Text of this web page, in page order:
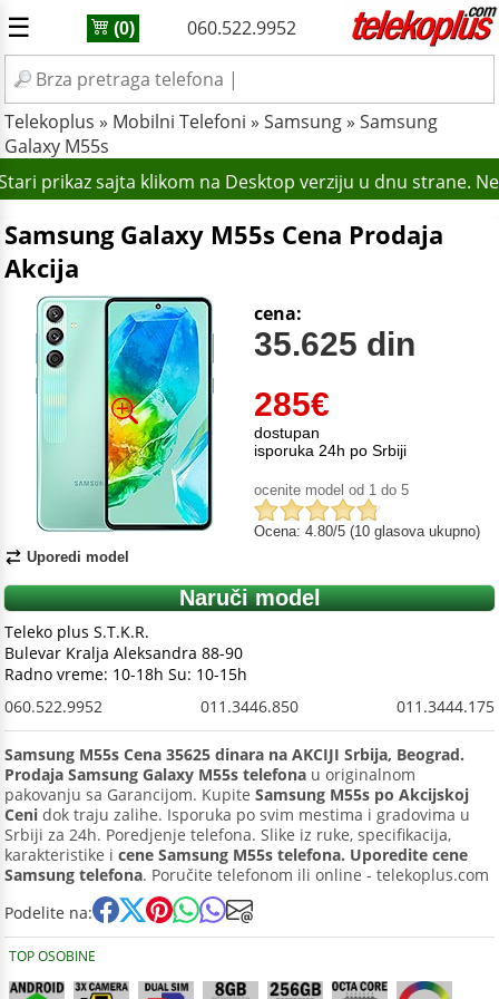
☰ (0) 060.522.9952
Telekoplus » Mobilni Telefoni » Samsung» Samsung
Galaxy M55s
prikaz sajta klikom na Desktop verziju u dnu strane.
Samsung Galaxy M55s Cena Prodaja
Akcija
Uporedi model
285€
cena:
35.625 din
dostupan
isporuka 24h po Srbiji
ocenite model od 1 do 5
Ocena: 4.80/5 (10 glasova ukupno)
Naruči model
Teleko plus S.T.K.R.
Bulevar Kralja Aleksandra 88-90
Radno vreme: 10-18h Su: 10-15h
060.522.9952
011.3446.850 011.3444.175
Samsung M55s Cena 35625 dinara na AKCIJI Srbija, Beograd.
Prodaja Samsung Galaxy M55s telefona u originalnom
pakovanju sa Garancijom. Kupite Samsung M55s po Akcijskoj
Ceni dok traju zalihe. Isporuka po svim mestima i gradovima u
Srbiji za 24h. Poredjenje telefona. Slike iz ruke, specifikacija,
karakteristike i cene Samsung M55s telefona. Uporedite cene
Samsung telefona. Poručite telefonom ili online - telekoplus.com
Podelite na:
TOP OSOBINE